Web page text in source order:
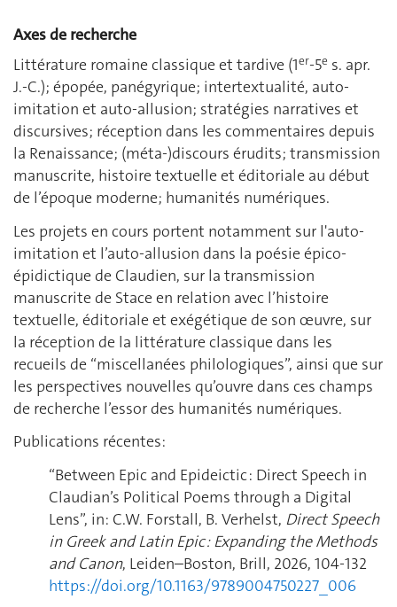
Axes de recherche
Littérature romaine classique et tardive (1er-5e s. apr.
J.-C.); épopée, panégyrique; intertextualité, auto-
imitation et auto-allusion; stratégies narratives et
discursives; réception dans les commentaires depuis
la Renaissance; (méta-)discours érudits; transmission
manuscrite, histoire textuelle et éditoriale au début
de l’époque moderne; humanités numériques.
Les projets en cours portent notamment sur l'auto-
imitation et l’auto-allusion dans la poésie épico-
épidictique de Claudien, sur la transmission
manuscrite de Stace en relation avec l’histoire
textuelle, éditoriale et exégétique de son œuvre, sur
la réception de la littérature classique dans les
recueils de “miscellanées philologiques”, ainsi que sur
les perspectives nouvelles qu’ouvre dans ces champs
de recherche l’essor des humanités numériques.
Publications récentes:
“Between Epic and Epideictic : Direct Speech in
Claudian’s Political Poems through a Digital
Lens”, in: C.W. Forstall, B. Verhelst, Direct Speech
in Greek and Latin Epic : Expanding the Methods
and Canon, Leiden–Boston, Brill, 2026, 104-132
https://doi.org/10.1163/9789004750227_006